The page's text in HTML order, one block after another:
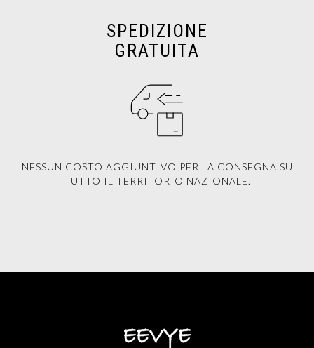
SPEDIZIONE
GRATUITA
NESSUN COSTO AGGIUNTIVO PER LA CONSEGNA SU
TUTTO IL TERRITORIO NAZIONALE.